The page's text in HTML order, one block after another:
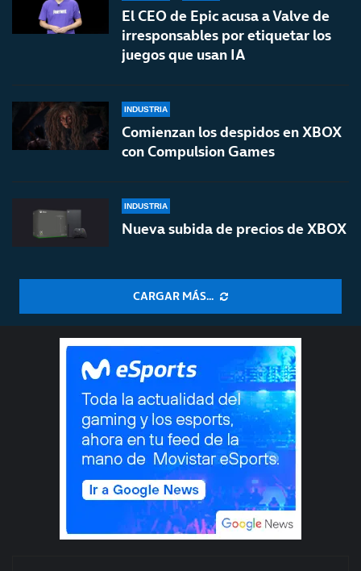
El CEO de Epic acusa a Valve de
irresponsables por etiquetar los
juegos que usan IA
INDUSTRIA
Comienzan los despidos en XBOX
con Compulsion Games
INDUSTRIA
Nueva subida de precios de XBOX
CARGAR MÁS...